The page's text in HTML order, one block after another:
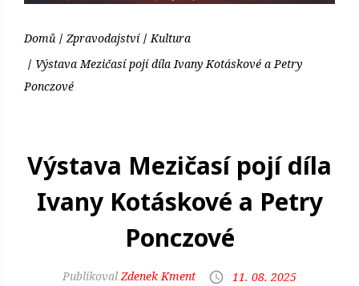
Domů Zpravodajství
Kultura
Výstava Mezičasí pojí díla Ivany Kotáskové a Petry
Ponczové
Výstava Mezičasí pojí díla
Ivany Kotáskové a Petry
Ponczové
Zdenek Kment 11. 08. 2025